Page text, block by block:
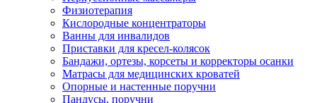
Физиотерапия
Кислородные концентраторы
Ванны для инвалидов
Приставки для кресел-колясок
Бандажи, ортезы, корсеты и корректоры осанки
Матрасы для медицинских кроватей
Опорные и настенные поручни
Пандусы, поручни